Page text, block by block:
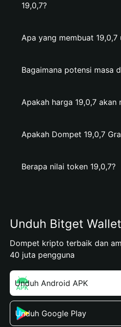
19,0,7?
Apa yang membuat 19,0,7
Bagaimana potensi masa
Apakah harga 19,0,7 akan
Apakah Dompet 19,0,7
Berapa nilai token 19,0,7?
Unduh Bitget
Dompet kripto terbaik dan
40 juta pengguna
Unduh Android APK
Unduh Google Play